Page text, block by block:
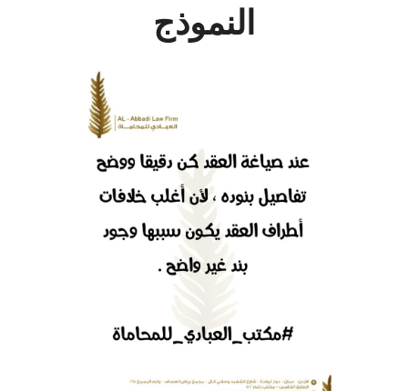
النموذج